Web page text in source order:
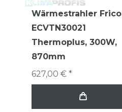
Wärmestrahler Frico
ECVTN30021
Thermoplus, 300W,
870mm
627,00 € *